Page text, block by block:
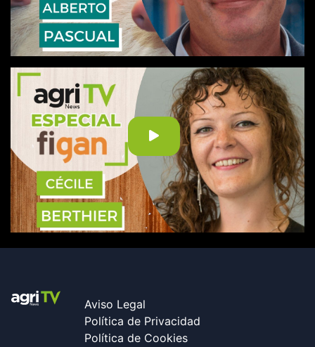
Aviso Legal
Política de Privacidad
Política de Cookies